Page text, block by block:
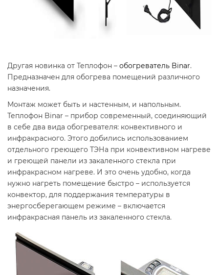
Другая новинка от Теплофон – обогреватель Binar.
Предназначен для обогрева помещений различного
назначения.
Монтаж может быть и настенным, и напольным.
Теплофон Binar – прибор современный, соединяющий
в себе два вида обогревателя: конвективного и
инфракрасного. Этого добились использованием
отдельного греющего ТЭНа при конвективном нагреве
и греющей панели из закаленного стекла при
инфракрасном нагреве. И это очень удобно, когда
нужно нагреть помещение быстро – используется
конвектор, для поддержания температуры в
энергосберегающем режиме – включается
инфракрасная панель из закаленного стекла.